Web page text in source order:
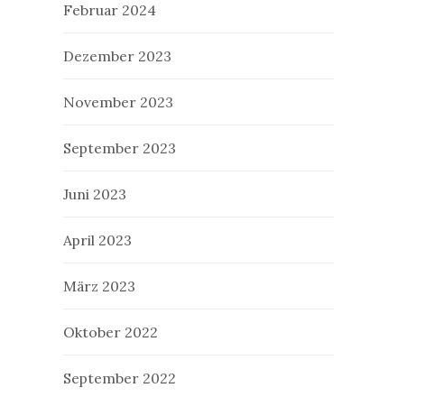
Februar 2024
Dezember 2023
November 2023
September 2023
Juni 2023
April 2023
März 2023
Oktober 2022
September 2022